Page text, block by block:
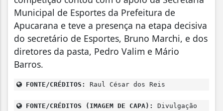
Municipal de Esportes da Prefeitura de
Apucarana e teve a presença na etapa decisiva
do secretário de Esportes, Bruno Marchi, e dos
diretores da pasta, Pedro Valim e Mário
Barros.
FONTE/CRÉDITOS: Raul César dos Reis
FONTE/CRÉDITOS (IMAGEM DE CAPA): Divulgação